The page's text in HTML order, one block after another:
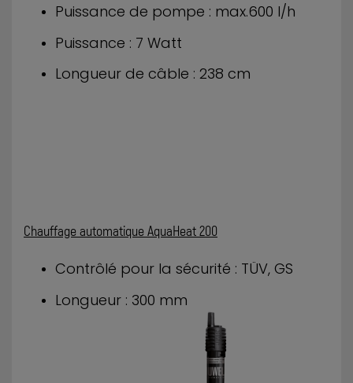
Puissance de pompe : max.600 l/h
Puissance : 7 Watt
Longueur de câble : 238 cm
Chauffage automatique AquaHeat 200
Contrôlé pour la sécurité : TÜV, GS
Longueur : 300 mm